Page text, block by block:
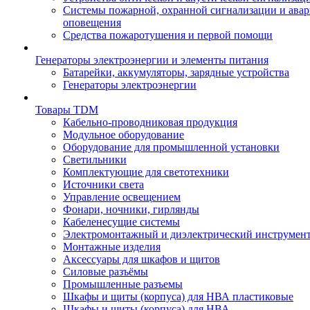
Системы пожарной, охранной сигнализации и
оповещения
Средства пожаротушения и первой помощи
Генераторы электроэнергии и элементы питания
Батарейки, аккумуляторы, зарядные устройства
Генераторы электроэнергии
Товары TDM
Кабельно-проводниковая продукция
Модульное оборудование
Оборудование для промышленной установки
Светильники
Комплектующие для светотехники
Источники света
Управление освещением
Фонари, ночники, гирлянды
Кабеленесущие системы
Электромонтажный и диэлектрический
Монтажные изделия
Аксессуары для шкафов и щитов
Силовые разъёмы
Промышленные разъемы
Шкафы и щиты (корпуса) для НВА пластиковые